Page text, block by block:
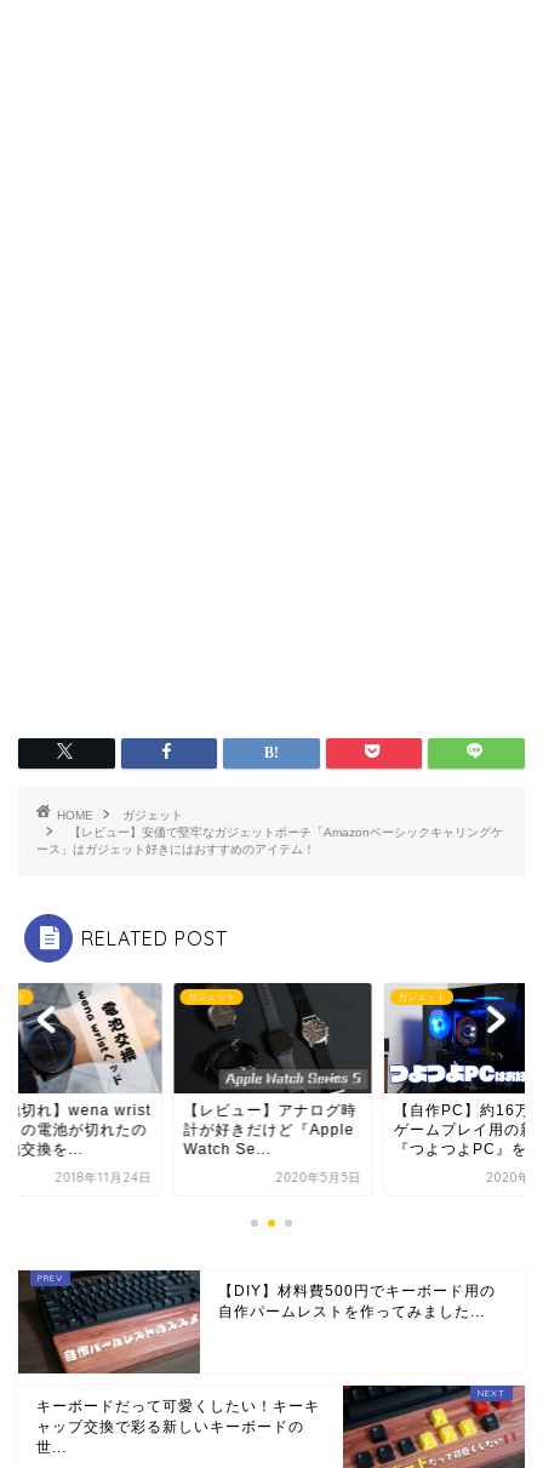
HOME
ガジェット
【レビュー】安価で堅牢なガジェットポーチ「Amazonベーシックキャリングケ
ース」はガジェット好きにはおすすめのアイテム！
RELATED POST
ット
ビュー】アナログ時
好きだけど『Apple
Se...
2020年5月5日
ガジェット
【自作PC】約16万円で
ゲームプレイ用の新しい
『つよつよPC』を自...
2020年5月6日
ガジェット
【電池切れ】wena
ヘッドの電池が切れ
で電池交換を...
2018年11
【DIY】材料費500円でキーボード用の
自作パームレストを作ってみました...
キーボードだって可愛くしたい！キーキ
ャップ交換で彩る新しいキーボードの
世...